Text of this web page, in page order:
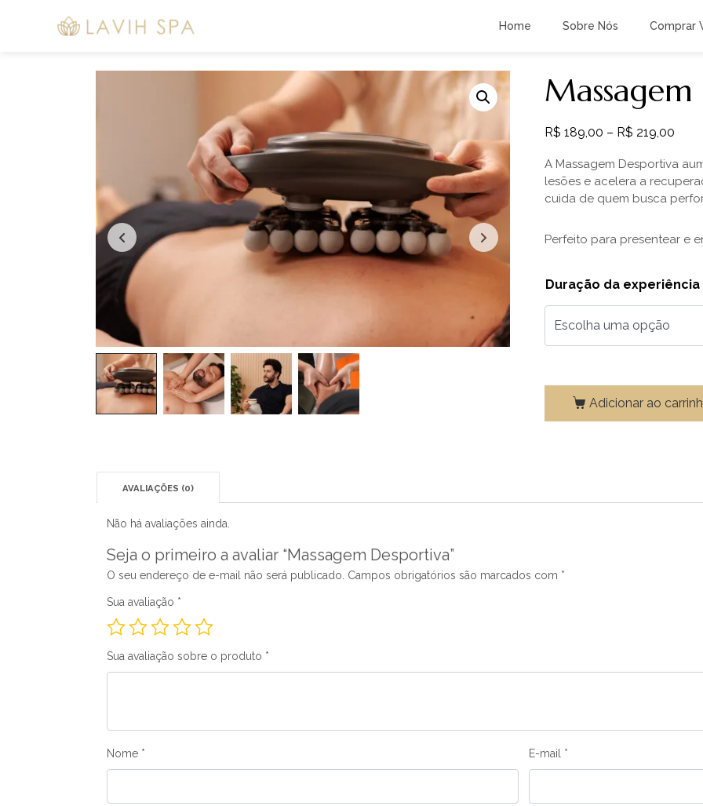
Home Sobre Nós Comprar
R$ 189,00 – R$ 219,00
A Massagem Desportiva
lesões e acelera a
cuida de quem busca
Perfeito para presentear e
Duração da experiência
Adicionar ao
AVALIAÇÕES (0)
Não há avaliações ainda.
Seja o primeiro a avaliar “Massagem Desportiva”
O seu endereço de e-mail não será publicado. Campos obrigatórios são marcados com *
Sua avaliação *
Sua avaliação sobre o produto *
Nome * E-mail *